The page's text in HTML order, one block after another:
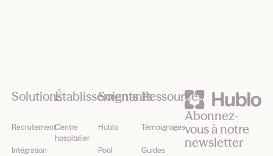
Solutions
Recrutement
Intégration
Établissements
Centre
hospitalier
Soignants
Hublo
Pool
Ressources
Témoignages
Guides
Abonnez-
vous à notre
newsletter